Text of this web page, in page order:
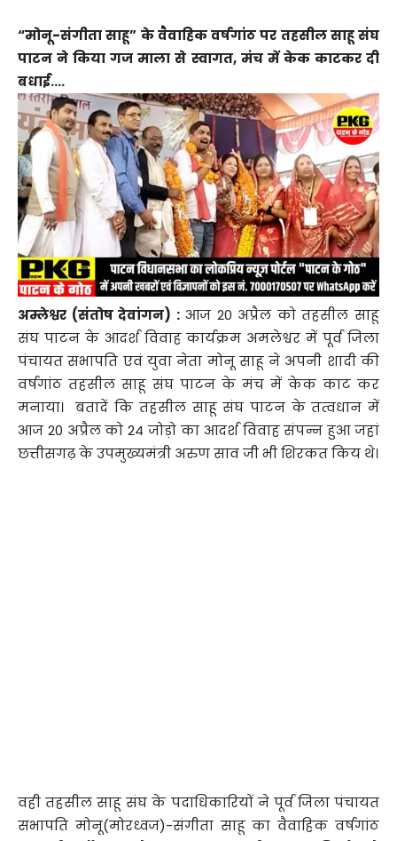
“मोनू-संगीता साहू” के वैवाहिक वर्षगांठ पर तहसील साहू संघ
पाटन ने किया गज माला से स्वागत, मंच में केक काटकर दी
बधाई….
अम्लेश्वर (संतोष देवांगन) :आज 20 अप्रैल को तहसील साहू
संघ पाटन के आदर्श विवाह कार्यक्रम अमलेश्वर में पूर्व जिला
पंचायत सभापति एवं युवा नेता मोनू साहू ने अपनी शादी की
वर्षगांठ तहसील साहू संघ पाटन के मंच में केक काट कर
मनाया। बतादें कि तहसील साहू संघ पाटन के तत्वधान में
आज 20 अप्रैल को 24 जोड़ो का आदर्श विवाह संपन्न हुआ जहां
छत्तीसगढ़ के उपमुख्यमंत्री अरुण साव जी भी शिरकत किय थे।
वही तहसील साहू संघ के पदाधिकारियों ने पूर्व जिला पंचायत
सभापति मोनू(मोरध्वज)-संगीता साहू का वैवाहिक वर्षगांठ